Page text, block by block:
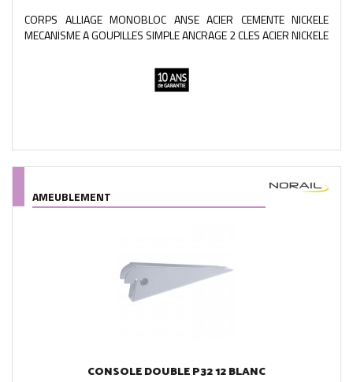
CORPS ALLIAGE MONOBLOC ANSE ACIER CEMENTE NICKELE
MECANISME A GOUPILLES SIMPLE ANCRAGE 2 CLES ACIER NICKELE
AMEUBLEMENT
CONSOLE DOUBLE P32 12 BLANC